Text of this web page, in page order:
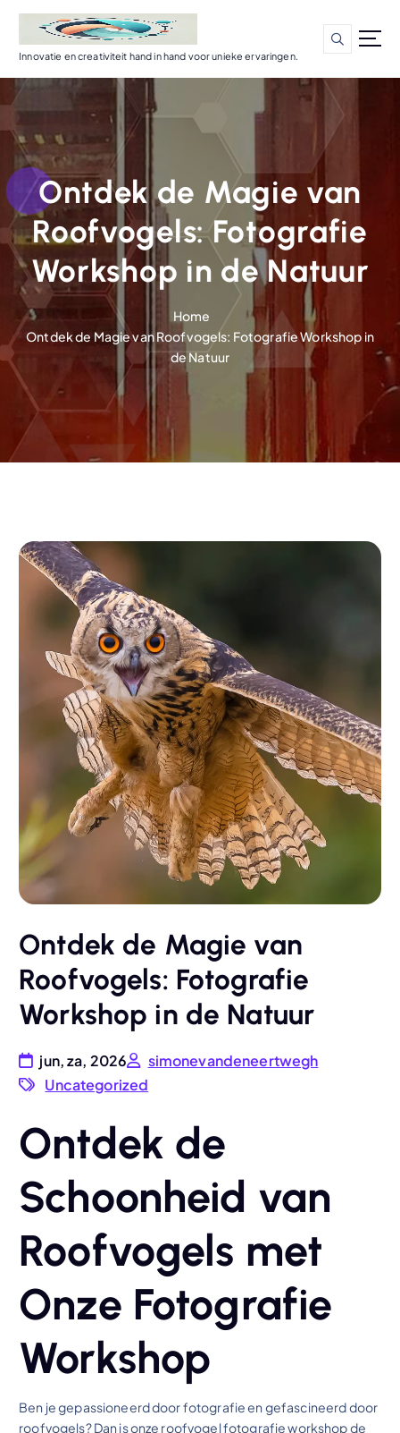
d
n
Innovatie en creativiteit hand in hand voor unieke ervaringen.
Ontdek de Magie van
Roofvogels: Fotografie
Workshop in de Natuur
Home
Ontdek de Magie van Roofvogels: Fotografie Workshop in
de Natuur
Ontdek de Magie van
Roofvogels: Fotografie
Workshop in de Natuur
jun, za, 2026
simonevandeneertwegh
Uncategorized
Ontdek de
Schoonheid van
Roofvogels met
Onze Fotografie
Workshop
Ben je gepassioneerd door fotografie en gefascineerd door
roofvogels? Dan is onze roofvogel fotografie workshop de